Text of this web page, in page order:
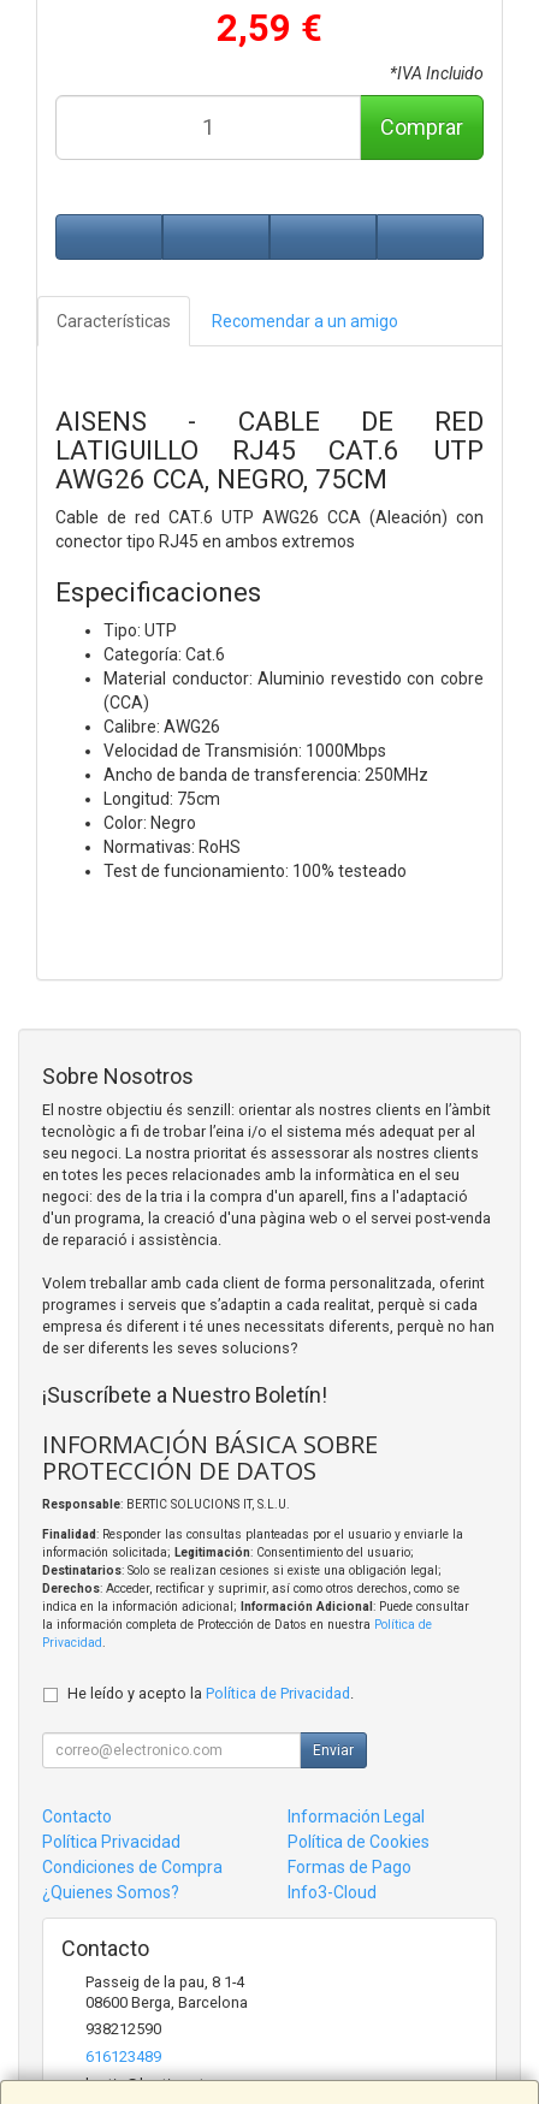
2,59 €
*IVA Incluido
Comprar
Características Recomendar a un amigo
AISENS - CABLE DE RED
LATIGUILLO RJ45 CAT.6 UTP
AWG26 CCA, NEGRO, 75CM
Cable de red CAT.6 UTP AWG26 CCA (Aleación) con
conector tipo RJ45 en ambos extremos
Especificaciones
Tipo: UTP
Categoría: Cat.6
Material conductor: Aluminio revestido con cobre
(CCA)
Calibre: AWG26
Velocidad de Transmisión: 1000Mbps
Ancho de banda de transferencia: 250MHz
Longitud: 75cm
Color: Negro
Normativas: RoHS
Test de funcionamiento: 100% testeado
Sobre Nosotros
El nostre objectiu és senzill: orientar als nostres clients en l’àmbit
tecnològic a fi de trobar l’eina i/o el sistema més adequat per al
seu negoci. La nostra prioritat és assessorar als nostres clients
en totes les peces relacionades amb la informàtica en el seu
negoci: des de la tria i la compra d'un aparell, fins a l'adaptació
d'un programa, la creació d'una pàgina web o el servei post-venda
de reparació i assistència.
Volem treballar amb cada client de forma personalitzada, oferint
programes i serveis que s’adaptin a cada realitat, perquè si cada
empresa és diferent i té unes necessitats diferents, perquè no han
de ser diferents les seves solucions?
¡Suscríbete a Nuestro Boletín!
INFORMACIÓN BÁSICA SOBRE
PROTECCIÓN DE DATOS
Responsable: BERTIC SOLUCIONS IT, S.L.U.
Finalidad: Responder las consultas planteadas por el usuario y enviarle la
información solicitada; Legitimación: Consentimiento del usuario;
Destinatarios: Solo se realizan cesiones si existe una obligación legal;
Derechos: Acceder, rectificar y suprimir, así como otros derechos, como se
indica en la información adicional;
Información Adicional : Puede consultar
la información completa de Protección de Datos en nuestra Política de
Privacidad
He leído y acepto la Política de Privacidad
Enviar
Contacto
Información Legal
Política Privacidad
Política de Cookies
Condiciones de Compra
Formas de Pago
¿Quienes Somos?
Info3-Cloud
Contacto
Passeig de la pau, 8 1-4
08600 Berga Barcelona
938212590
616123489
bertic@bertic.cat